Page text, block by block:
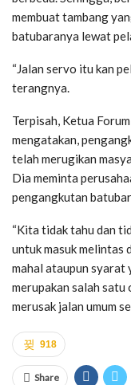
membuat tambang
batubaranya lewat
“Jalan servo itu kan
terangnya.
Terpisah, Ketua
mengatakan,
telah merugikan
Dia meminta
pengangkutan
“Kita tidak tahu dan
untuk masuk melintas
mahal ataupun syarat
merupakan salah satu
merusak jalan umum
918
Share